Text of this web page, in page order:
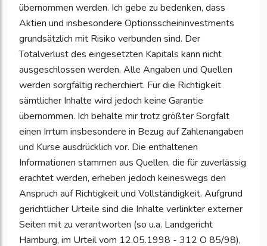
übernommen werden. Ich gebe zu bedenken, dass
Aktien und insbesondere Optionsscheininvestments
grundsätzlich mit Risiko verbunden sind. Der
Totalverlust des eingesetzten Kapitals kann nicht
ausgeschlossen werden. Alle Angaben und Quellen
werden sorgfältig recherchiert. Für die Richtigkeit
sämtlicher Inhalte wird jedoch keine Garantie
übernommen. Ich behalte mir trotz größter Sorgfalt
einen Irrtum insbesondere in Bezug auf Zahlenangaben
und Kurse ausdrücklich vor. Die enthaltenen
Informationen stammen aus Quellen, die für zuverlässig
erachtet werden, erheben jedoch keineswegs den
Anspruch auf Richtigkeit und Vollständigkeit. Aufgrund
gerichtlicher Urteile sind die Inhalte verlinkter externer
Seiten mit zu verantworten (so u.a. Landgericht
Hamburg, im Urteil vom 12.05.1998 - 312 O 85/98),